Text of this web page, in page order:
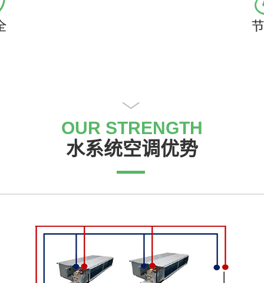
OUR STRENGTH
水系统空调优势